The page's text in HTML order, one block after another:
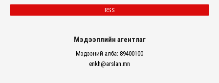
RSS
Мэдээллийн агентлаг
Мэдээний алба: 89400100
enkh@arslan.mn